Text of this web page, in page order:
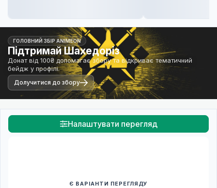
ГОЛОВНИЙ ЗБІР ANIMEON
Підтримай Шахедоріз
Донат від 100₴ допомагає збору та відкриває тематичний
бейдж у профілі.
Долучитися до збору
Налаштувати перегляд
Є ВАРІАНТИ ПЕРЕГЛЯДУ